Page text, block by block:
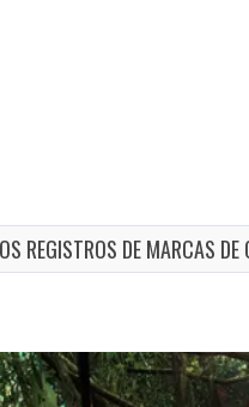
REGISTROS DE MARCAS